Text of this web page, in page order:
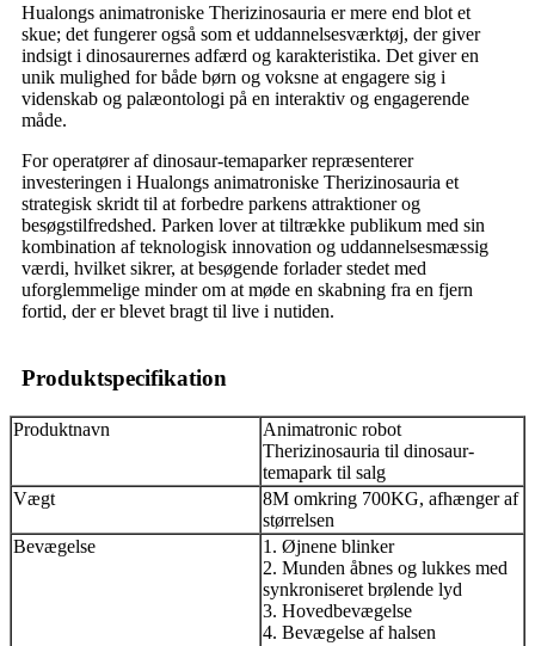
Hualongs animatroniske Therizinosauria er mere end blot et
skue; det fungerer også som et uddannelsesværktøj, der giver
indsigt i dinosaurernes adfærd og karakteristika. Det giver en
unik mulighed for både børn og voksne at engagere sig i
videnskab og palæontologi på en interaktiv og engagerende
måde.
For operatører af dinosaur-temaparker repræsenterer
investeringen i Hualongs animatroniske Therizinosauria et
strategisk skridt til at forbedre parkens attraktioner og
besøgstilfredshed. Parken lover at tiltrække publikum med sin
kombination af teknologisk innovation og uddannelsesmæssig
værdi, hvilket sikrer, at besøgende forlader stedet med
uforglemmelige minder om at møde en skabning fra en fjern
fortid, der er blevet bragt til live i nutiden.
Produktspecifikation
Produktnavn
Animatronic robot
Therizinosauria til dinosaur-
temapark til salg
Vægt
8M omkring 700KG, afhænger af
størrelsen
Bevægelse
1. Øjnene blinker
2. Munden åbnes og lukkes med
synkroniseret brølende lyd
3. Hovedbevægelse
4. Bevægelse af halsen